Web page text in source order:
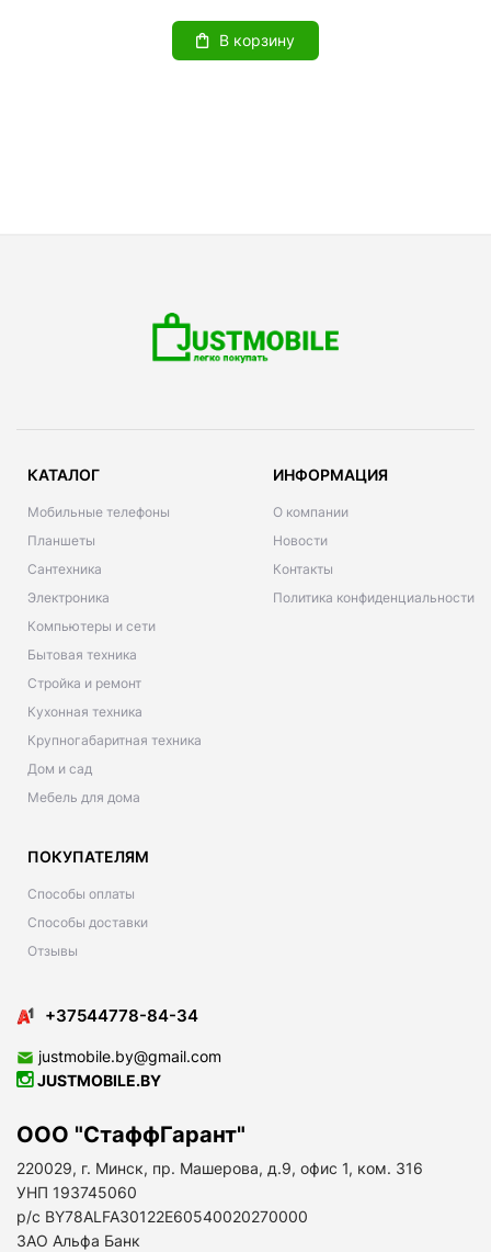
В корзину
КАТАЛОГ
Мобильные телефоны
Планшеты
Сантехника
Электроника
Компьютеры и сети
Бытовая техника
Стройка и ремонт
Кухонная техника
Крупногабаритная техника
Дом и сад
Мебель для дома
ИНФОРМАЦИЯ
О компании
Новости
Контакты
Политика конфиденциальности
ПОКУПАТЕЛЯМ
Способы оплаты
Способы доставки
Отзывы
+37544778-84-34
justmobile.by@gmail.com
JUSTMOBILE.BY
ООО "СтаффГарант"
220029, г. Минск, пр. Машерова, д.9, офис 1, ком. 316
УНП 193745060
р/с BY78ALFA30122E60540020270000
ЗАО Альфа Банк